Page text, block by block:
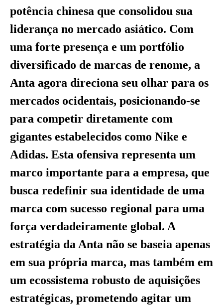
potência chinesa que consolidou sua
liderança no mercado asiático. Com
uma forte presença e um portfólio
diversificado de marcas de renome, a
Anta agora direciona seu olhar para os
mercados ocidentais, posicionando-se
para competir diretamente com
gigantes estabelecidos como Nike e
Adidas. Esta ofensiva representa um
marco importante para a empresa, que
busca redefinir sua identidade de uma
marca com sucesso regional para uma
força verdadeiramente global. A
estratégia da Anta não se baseia apenas
em sua própria marca, mas também em
um ecossistema robusto de aquisições
estratégicas, prometendo agitar um